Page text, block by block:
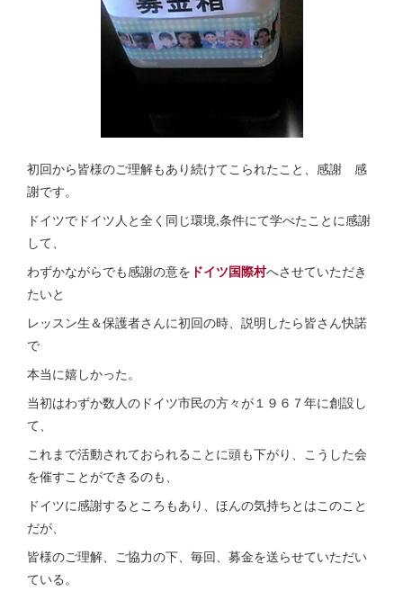
初回から皆様のご理解もあり続けてこられたこと、感謝 感
謝です。
ドイツでドイツ人と全く同じ環境,条件にて学べたことに感謝
して、
わずかながらでも感謝の意を ドイツ国際村へさせていただき
たいと
レッスン生＆保護者さんに初回の時、説明したら皆さん快諾
で
本当に嬉しかった。
当初はわずか数人のドイツ市民の方々が１９６７年に創設し
て、
これまで活動されておられることに頭も下がり、こうした会
を催すことができるのも、
ドイツに感謝するところもあり、ほんの気持ちとはこのこと
だが、
皆様のご理解、ご協力の下、毎回、募金を送らせていただい
ている。